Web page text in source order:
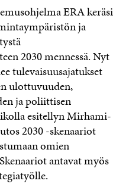
ERA keräsi
ja
2030 mennessä. Nyt
tulevaisuusajatukset
ulottuvuuden,
ja poliittisen
esitellyn Mirhami-
2030 -skenaariot
omien
antavat myös